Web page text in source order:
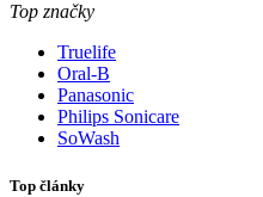
Top značky
Truelife
Oral-B
Panasonic
Philips Sonicare
SoWash
Top články